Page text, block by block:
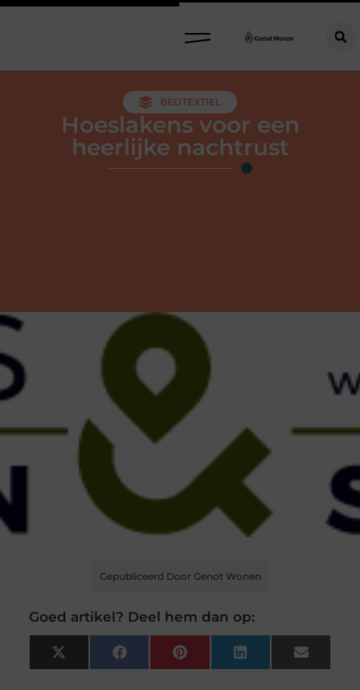
BEDTEXTIEL
Hoeslakens voor een
heerlijke nachtrust
Gepubliceerd Door Genot Wonen
Goed artikel? Deel hem dan op:
X
(Twitter)
FacebookPinterest LinkedIn Email